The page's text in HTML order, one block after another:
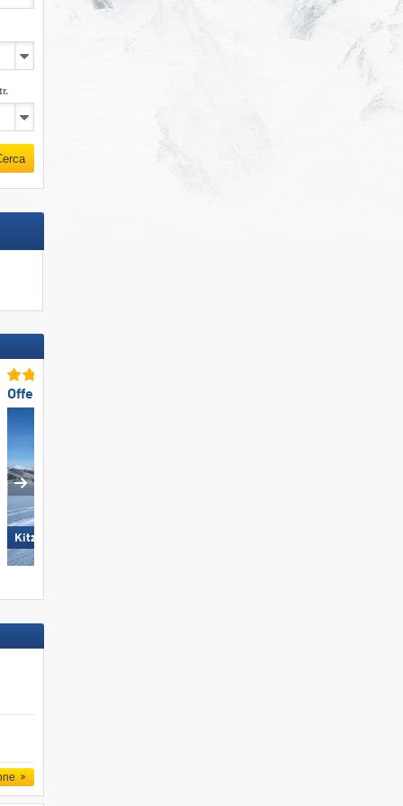
Offerta di piste TOP
KitzSki - Kitzbühel/​Kirchberg